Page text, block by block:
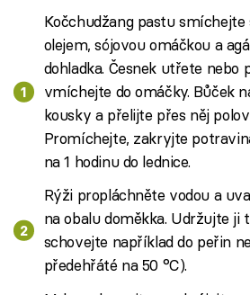
Kočchudžang pastu
olejem, sójovou omáčkou a
dohladka. Česnek utřete nebo
vmíchejte do omáčky. Bůček
kousky a přelijte přes něj
Promíchejte, zakryjte
na 1 hodinu do lednice.
Rýži propláchněte vodou a
na obalu doměkka. Udržujte ji
schovejte například do peřin
předehřáté na 50 °C).